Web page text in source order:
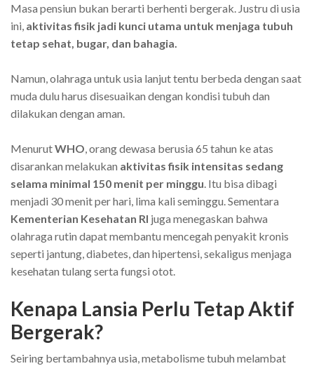
Masa pensiun bukan berarti berhenti bergerak. Justru di usia
ini, aktivitas fisik jadi kunci utama untuk menjaga tubuh
tetap sehat, bugar, dan bahagia.
Namun, olahraga untuk usia lanjut tentu berbeda dengan saat
muda dulu harus disesuaikan dengan kondisi tubuh dan
dilakukan dengan aman.
MenurutWHO , orang dewasa berusia 65 tahun ke atas
disarankan melakukan aktivitas fisik intensitas sedang
selama minimal 150 menit per minggu . Itu bisa dibagi
menjadi 30 menit per hari, lima kali seminggu. Sementara
Kementerian Kesehatan RI juga menegaskan bahwa
olahraga rutin dapat membantu mencegah penyakit kronis
seperti jantung, diabetes, dan hipertensi, sekaligus menjaga
kesehatan tulang serta fungsi otot.
Kenapa Lansia Perlu Tetap Aktif
Bergerak?
Seiring bertambahnya usia, metabolisme tubuh melambat